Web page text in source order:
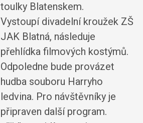
toulky Blatenskem.
Vystoupí divadelní kroužek ZŠ
JAK Blatná, následuje
přehlídka filmových kostýmů.
Odpoledne bude provázet
hudba souboru Harryho
ledvina. Pro návštěvníky je
připraven další program.